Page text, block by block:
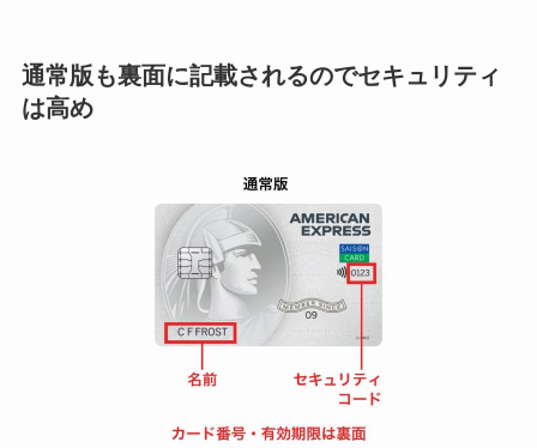
通常版も裏面に記載されるのでセキュリティ
は高め